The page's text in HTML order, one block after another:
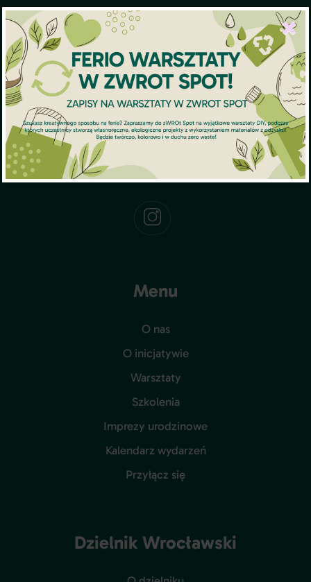
×
ul. Stolarska 2
53-205 Wrocław
Wejście od strony ul. Ojca Beyzyma
Otwarte: Czwartek 11:00 - 16:00
Niedziela 11:00 - 16:00
+48 575 150 446
kontakt@zwrotspot.eu
Menu
O nas
O inicjatywie
Warsztaty
Szkolenia
Imprezy urodzinowe
Kalendarz wydarzeń
Przyłącz się
Dzielnik Wrocławski